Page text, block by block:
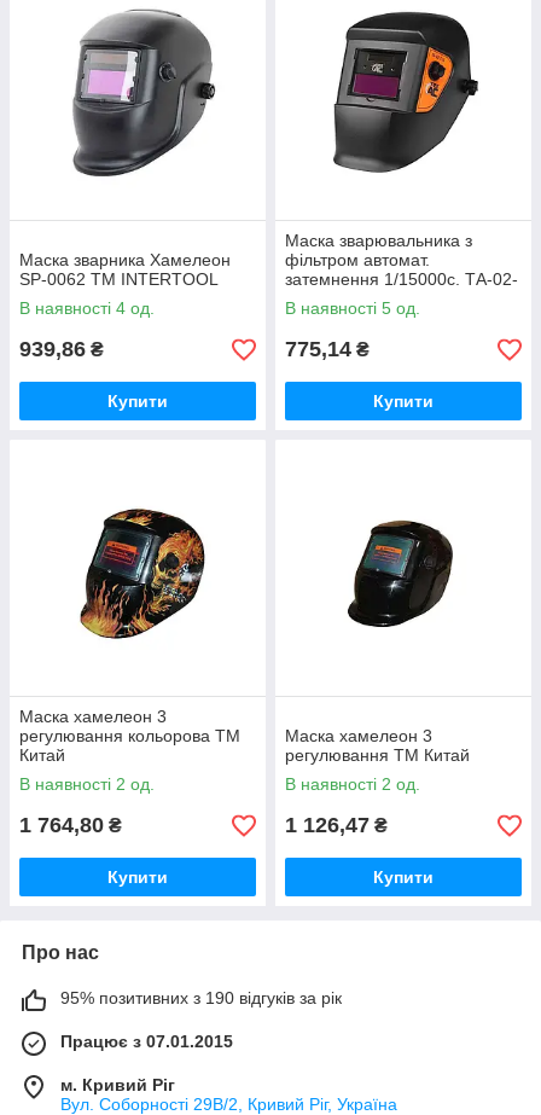
Маска зварника Хамелеон
SP-0062 ТМ INTERTOOL
В наявності 4 од.
939,86 ₴
Купити
Маска зварювальника з
фільтром автомат.
затемнення 1/15000с. ТА-02-
111 ТМ ТехАС
В наявності 5 од.
775,14 ₴
Купити
Маска хамелеон 3
регулювання кольорова ТМ
Китай
В наявності 2 од.
1 764,80 ₴
Купити
Маска хамелеон 3
регулювання ТМ Китай
В наявності 2 од.
1 126,47 ₴
Купити
Про нас
95% позитивних з 190 відгуків за рік
Працює з 07.01.2015
м. Кривий Ріг
Вул. Соборності 29В/2, Кривий Ріг, Україна